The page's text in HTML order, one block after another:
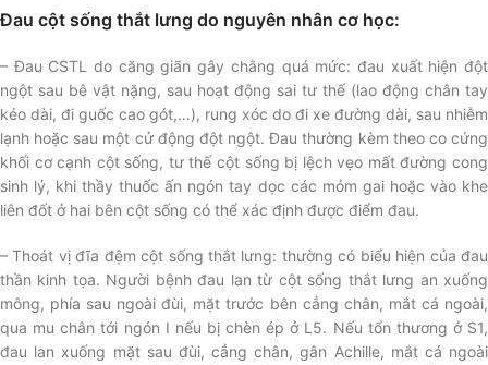
Đau cột sống thắt lưng do nguyên nhân cơ học:
– Đau CSTL do căng giãn gây chằng quá mức: đau xuất hiện đột
ngột sau bê vật nặng, sau hoạt động sai tư thế (lao động chân tay
kéo dài, đi guốc cao gót,…), rung xóc do đi xe đường dài, sau nhiễm
lạnh hoặc sau một cử động đột ngột. Đau thường kèm theo co cứng
khối cơ cạnh cột sống, tư thế cột sống bị lệch vẹo mất đường cong
sinh lý, khi thầy thuốc ấn ngón tay dọc các mỏm gai hoặc vào khe
liên đốt ở hai bên cột sống có thể xác định được điểm đau.
– Thoát vị đĩa đệm cột sống thắt lưng: thường có biểu hiện của đau
thần kinh tọa. Người bệnh đau lan từ cột sống thắt lưng an xuống
mông, phía sau ngoài đùi, mặt trước bên cẳng chân, mắt cá ngoài,
qua mu chân tới ngón I nếu bị chèn ép ở L5. Nếu tổn thương ở S1,
đau lan xuống mặt sau đùi, cẳng chân, gân Achille, mắt cá ngoài